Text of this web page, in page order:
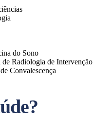
do Sono
Radiologia de Intervenção
Convalescença